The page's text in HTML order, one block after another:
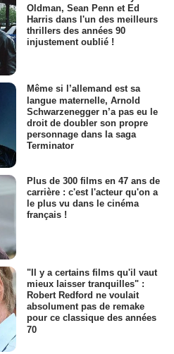
Oldman, Sean Penn et Ed
Harris dans l'un des meilleurs
thrillers des années 90
injustement oublié !
Même si l’allemand est sa
langue maternelle, Arnold
Schwarzenegger n’a pas eu le
droit de doubler son propre
personnage dans la saga
Terminator
Plus de 300 films en 47 ans de
carrière : c'est l'acteur qu'on a
le plus vu dans le cinéma
français !
"Il y a certains films qu'il vaut
mieux laisser tranquilles" :
Robert Redford ne voulait
absolument pas de remake
pour ce classique des années
70